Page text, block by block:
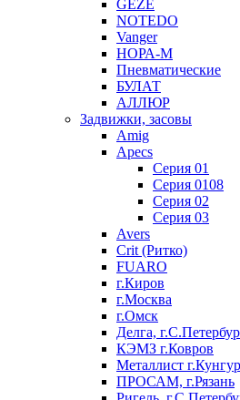
GEZE
NOTEDO
Vanger
НОРА-М
Пневматические
БУЛАТ
АЛЛЮР
Задвижки, засовы
Amig
Apecs
Серия 01
Серия 0108
Серия 02
Серия 03
Avers
Crit (Ритко)
FUARO
г.Киров
г.Москва
г.Омск
Делга,
КЭМЗ г.Ковров
Металлист г.Кунгур
ПРОСАМ, г.Рязань